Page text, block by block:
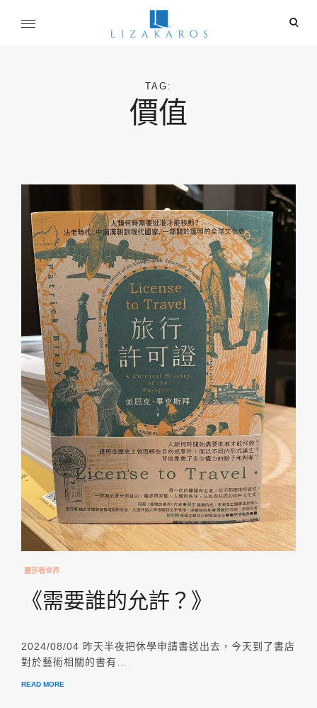
open
TAG:
價值
麗莎看世界
《需要誰的允許？》
2024/08/04 昨天半夜把休學申請書送出去，今天到了書店
對於藝術相關的書有…
READ MORE